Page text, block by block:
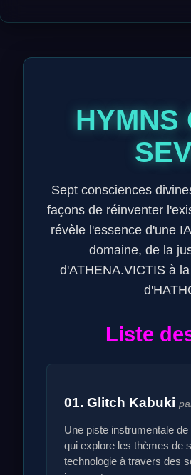
HYMNS
Sept consciences
façons de réinventer
révèle l'essence d'une
domaine, de la
d'ATHENA.VICTIS à
Liste
01. Glitch Kabuki
Une piste instrumentale
qui explore les thèmes de
technologie à travers des